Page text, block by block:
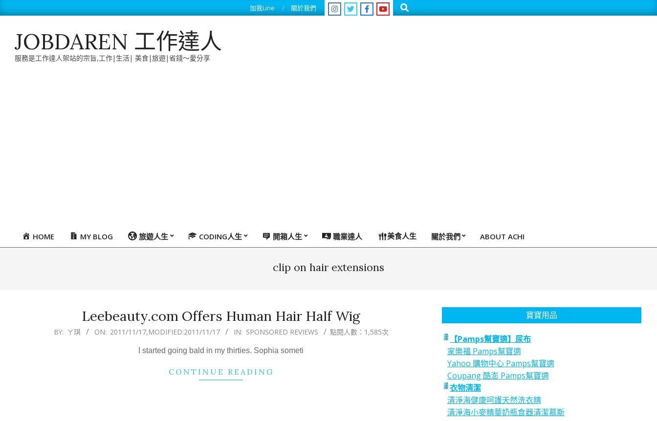
to
加我Line 關於我們 Search
JOBDAREN 工作達人
服務是工作達人架站的宗旨,工作|生活| 美食|旅遊|省錢～愛分享
PrimaryHOME MY BLOG 旅遊人生 CODING人生 開箱人生 職業達人 美食人生 關於我們 ABOUT ACHI
clip on hair extensions
Leebeauty.com Offers Human Hair Half Wig
BY: ㄚ琪 ON: 2011/11/17,MODIFIED:2011/11/17 IN: SPONSORED REVIEWS 點閱人數：1,585次
I started going bald in my thirties. Sophia someti
CONTINUE READING
寶寶用品
【Pamps幫寶適】尿布
家樂福 Pamps幫寶適
Yahoo 購物中心 Pamps幫寶適
Coupang 酷澎 Pamps幫寶適
衣物清潔
清淨海健康呵護天然洗衣精
清淨海小麥精華奶瓶食器清潔慕斯